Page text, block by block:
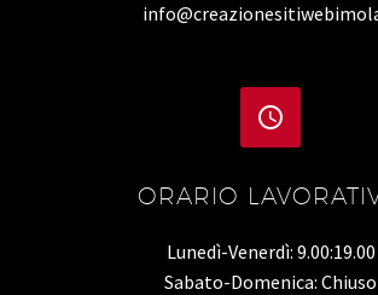


ORARIO
Lunedì-Venerdì: 9.00:19.00
Sabato-Domenica: Chiuso